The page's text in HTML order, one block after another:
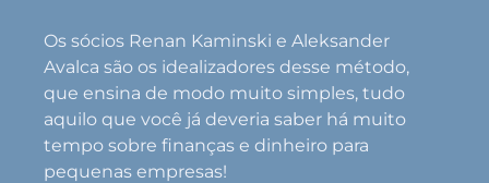
Os sócios Renan Kaminski e Aleksander
Avalca são os idealizadores desse método,
que ensina de modo muito simples, tudo
aquilo que você já deveria saber há muito
tempo sobre finanças e dinheiro para
pequenas empresas!